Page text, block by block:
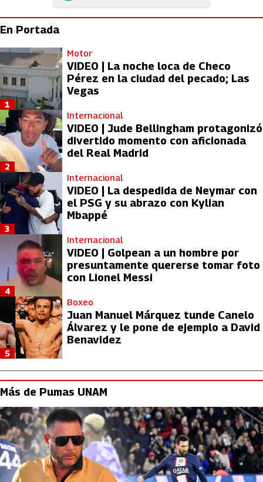
En Portada
Motor
VIDEO | La noche loca de Checo
Pérez en la ciudad del pecado; Las
Vegas
1
Internacional
VIDEO | Jude Bellingham protagonizó
divertido momento con aficionada
del Real Madrid
2
Internacional
VIDEO | La despedida de Neymar con
el PSG y su abrazo con Kylian
Mbappé
3
Internacional
VIDEO | Golpean a un hombre por
presuntamente quererse tomar foto
con Lionel Messi
4
Boxeo
Juan Manuel Márquez tunde Canelo
Álvarez y le pone de ejemplo a David
Benavidez
5
Más de Pumas UNAM